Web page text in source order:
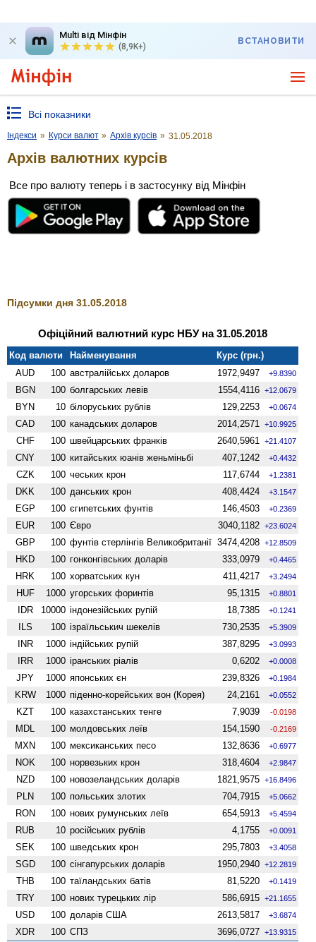
Multi від Мінфін
(8,9K+)
ВСТАНОВИТИ
Всі показники
Індекси » Курси валют » Архів курсів » 31.05.2018
Архів валютних курсів
Все про валюту теперь і в застосунку від Мінфін
Підсумки дня 31.05.2018
Офіційний валютний курс НБУ на 31.05.2018
Код валюти Найменування
Курс (грн.)
AUD
100 австралійськх доларов 1972,9497 +9.8390
BGN 100 болгарських левів 1554,4116 +12.0679
BYN 10 білоруських рублів 129,2253 +0.0674
CAD 100 канадських доларов 2014,2571 +10.9925
CHF 100 швейцарських франків 2640,5961 +21.4107
CNY 100 китайських юанів женьмiньбi 407,1242 +0.4432
CZK 100 чеських крон 117,6744 +1.2381
DKK 100 данських крон 408,4424 +3.1547
EGP 100 єгипетських фунтів 146,4503 +0.2369
EUR 100 Євро 3040,1182 +23.6024
GBP 100 фунтів стерлінгів Велико­британії 3474,4208 +12.8509
HKD 100 гонконгівських доларів 333,0979 +0.4465
HRK 100 хорватських кун 411,4217 +3.2494
HUF 1000 угорських форинтів 95,1315 +0.8801
IDR 10000 індонезійських рупій 18,7385 +0.1241
ILS 100 ізраїльськич шекелів 730,2535 +5.3909
INR 1000 індійських рупій 387,8295 +3.0993
IRR 1000 іранських ріалів 0,6202 +0.0008
JPY 1000 японських єн 239,8326 +0.1984
KRW 1000 піденно-корейських вон (Корея) 24,2161 +0.0552
KZT 100 казахстанських тенге 7,9039 -0.0198
MDL 100 молдовських леїв 154,1590 -0.2169
MXN 100 мексиканських песо 132,8636 +0.6977
NOK 100 норвезьких крон 318,4604 +2.9847
NZD 100 ново­зеландських доларів 1821,9575 +16.8496
PLN 100 польських злотих 704,7915 +5.0662
RON 100 нових румунських леїв 654,5913 +5.4594
RUB 10 російських рублів 4,1755 +0.0091
SEK 100 шведських крон 295,7803 +3.4058
SGD 100 сінгапурських доларів 1950,2940 +12.2819
THB 100 таїландських батів 81,5220 +0.1419
TRY 100 нових турецьких лір 586,6915 +21.1655
USD 100 доларів США 2613,5817 +3.6874
XDR 100 СПЗ 3696,0727 +13.9315